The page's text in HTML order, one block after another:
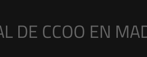
DE CCOO EN